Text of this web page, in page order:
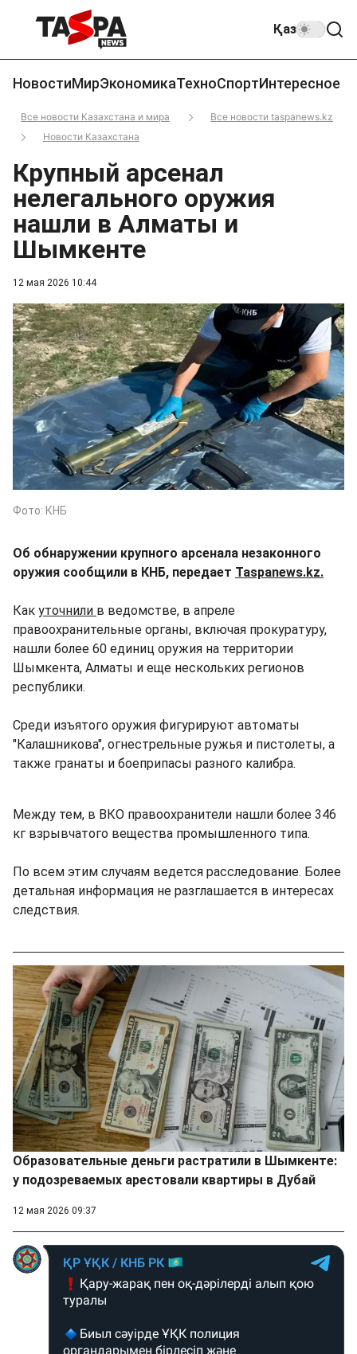
Қаз
НовостиМирЭкономикаТехноСпортИнтересное
Все новости Казахстана и мира
Все новости taspanews.kz
Новости Казахстана
12 мая 2026 10:44
Крупный арсенал
нелегального оружия
нашли в Алматы и
Шымкенте
Фото: КНБ
Об обнаружении крупного арсенала незаконного
оружия сообщили в КНБ, передает Taspanews.kz.
Как уточнили в ведомстве, в апреле
правоохранительные органы, включая прокуратуру,
нашли более 60 единиц оружия на территории
Шымкента, Алматы и еще нескольких регионов
республики.
Среди изъятого оружия фигурируют автоматы
"Калашникова", огнестрельные ружья и пистолеты, а
также гранаты и боеприпасы разного калибра.
Между тем, в ВКО правоохранители нашли более 346
кг взрывчатого вещества промышленного типа.
По всем этим случаям ведется расследование. Более
детальная информация не разглашается в интересах
следствия.
Образовательные деньги растратили в Шымкенте:
у подозреваемых арестовали квартиры в Дубай
12 мая 2026 09:37